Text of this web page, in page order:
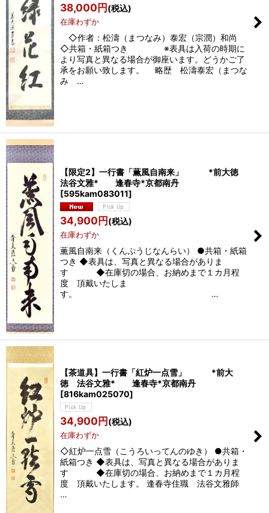
38,000円(税込)
在庫わずか
◇作者：松濤（まつなみ）泰宏（宗潤）和尚
◇共箱・紙箱つき ※表具は入荷の時期に
より写真と異なる場合が御座います。どうかご了
承をお願い致します。 略歴 松濤泰宏（まつな
み …
【限定2】一行書「薫風自南来」 *前大徳
法谷文雅* 逢春寺*京都南丹
[595kam083011]
34,900円(税込)
在庫わずか
薫風自南来（くんぷうじなんらい） ●共箱・紙箱
つき ◆表具は、写真と異なる場合がありま
す ◆在庫切の場合、お納めまで１カ月程
度 頂戴いたしま
す。 …
【茶道具】一行書「紅炉一点雪」 *前大
徳 法谷文雅* 逢春寺*京都南丹
[816kam025070]
34,900円(税込)
在庫わずか
◇紅炉一点雪（こうろいってんのゆき） ●共箱・
紙箱つき ◆表具は、写真と異なる場合がありま
す ◆在庫切の場合、お納めまで１カ月程
度 頂戴いたします。 逢春寺住職 法谷文雅師
…